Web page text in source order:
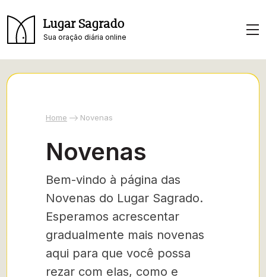
Lugar Sagrado
Sua oração diária online
Home Novenas
Novenas
Bem-vindo à página das
Novenas do Lugar Sagrado.
Esperamos acrescentar
gradualmente mais novenas
aqui para que você possa
rezar com elas, como e